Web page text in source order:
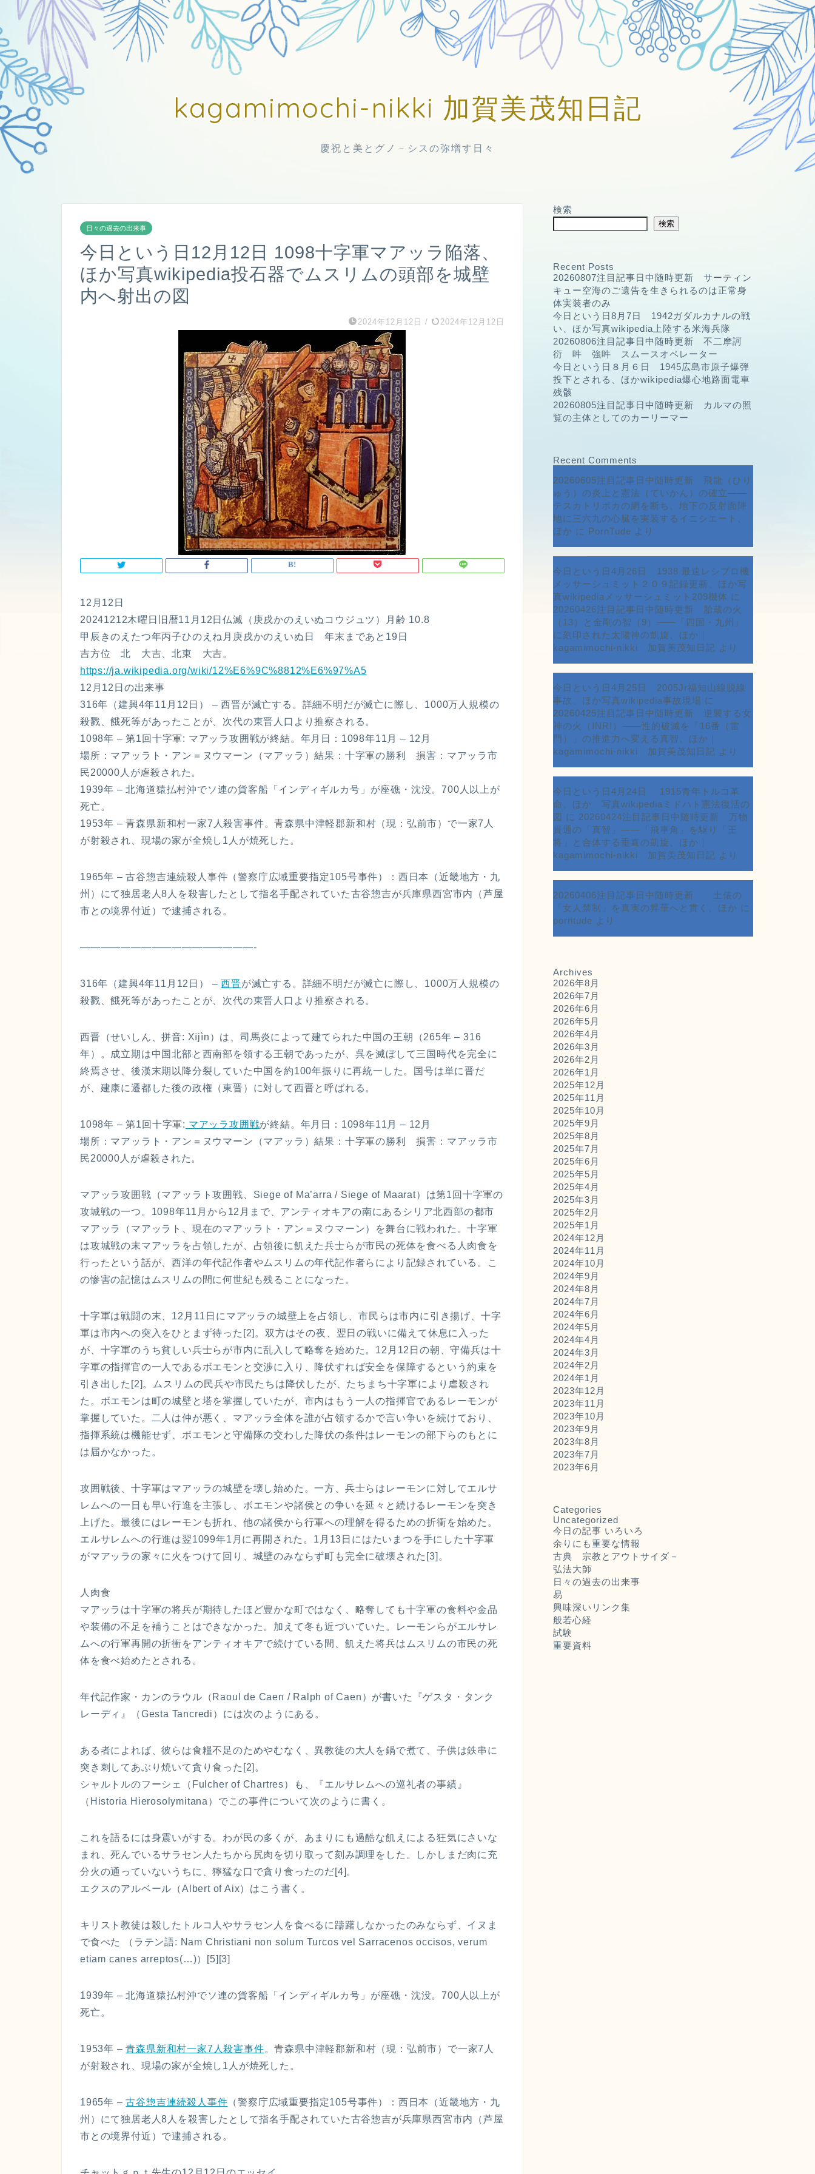
kagamimochi-nikki 加賀美茂知日記
慶祝と美とグノ－シスの弥増す日々
日々の過去の出来事
今日という日12月12日 1098十字軍マアッラ陥落、
ほか写真wikipedia投石器でムスリムの頭部を城壁
内へ射出の図
2024年12月12日 / 2024年12月12日
12月12日
20241212木曜日旧暦11月12日仏滅（庚戌かのえいぬコウジュツ）月齢 10.8
甲辰きのえたつ年丙子ひのえね月庚戌かのえいぬ日 年末まであと19日
吉方位 北 大吉、北東 大吉。
https://ja.wikipedia.org/wiki/12%E6%9C%8812%E6%97%A5
12月12日の出来事
316年（建興4年11月12日） – 西晋が滅亡する。詳細不明だが滅亡に際し、1000万人規模の
殺戮、餓死等があったことが、次代の東晋人口より推察される。
1098年 – 第1回十字軍: マアッラ攻囲戦が終結。年月日：1098年11月 – 12月
場所：マアッラト・アン＝ヌウマーン（マアッラ）結果：十字軍の勝利 損害：マアッラ市
民20000人が虐殺された。
1939年 – 北海道猿払村沖でソ連の貨客船「インディギルカ号」が座礁・沈没。700人以上が
死亡。
1953年 – 青森県新和村一家7人殺害事件。青森県中津軽郡新和村（現：弘前市）で一家7人
が射殺され、現場の家が全焼し1人が焼死した。
1965年 – 古谷惣吉連続殺人事件（警察庁広域重要指定105号事件）：西日本（近畿地方・九
州）にて独居老人8人を殺害したとして指名手配されていた古谷惣吉が兵庫県西宮市内（芦屋
市との境界付近）で逮捕される。
—————————————————-
316年（建興4年11月12日） –西晋が滅亡する。詳細不明だが滅亡に際し、1000万人規模の
殺戮、餓死等があったことが、次代の東晋人口より推察される。
西晋（せいしん、拼音: Xījìn）は、司馬炎によって建てられた中国の王朝（265年 – 316
年）。成立期は中国北部と西南部を領する王朝であったが、呉を滅ぼして三国時代を完全に
終焉させ、後漢末期以降分裂していた中国を約100年振りに再統一した。国号は単に晋だ
が、建康に遷都した後の政権（東晋）に対して西晋と呼ばれる。
1098年 – 第1回十字軍: マアッラ攻囲戦が終結。年月日：1098年11月 – 12月
場所：マアッラト・アン＝ヌウマーン（マアッラ）結果：十字軍の勝利 損害：マアッラ市
民20000人が虐殺された。
マアッラ攻囲戦（マアッラト攻囲戦、Siege of Ma’arra / Siege of Maarat）は第1回十字軍の
攻城戦の一つ。1098年11月から12月まで、アンティオキアの南にあるシリア北西部の都市
マアッラ（マアッラト、現在のマアッラト・アン＝ヌウマーン）を舞台に戦われた。十字軍
は攻城戦の末マアッラを占領したが、占領後に飢えた兵士らが市民の死体を食べる人肉食を
行ったという話が、西洋の年代記作者やムスリムの年代記作者らにより記録されている。こ
の惨害の記憶はムスリムの間に何世紀も残ることになった。
十字軍は戦闘の末、12月11日にマアッラの城壁上を占領し、市民らは市内に引き揚げ、十字
軍は市内への突入をひとまず待った[2]。双方はその夜、翌日の戦いに備えて休息に入った
が、十字軍のうち貧しい兵士らが市内に乱入して略奪を始めた。12月12日の朝、守備兵は十
字軍の指揮官の一人であるボエモンと交渉に入り、降伏すれば安全を保障するという約束を
引き出した[2]。ムスリムの民兵や市民たちは降伏したが、たちまち十字軍により虐殺され
た。ボエモンは町の城壁と塔を掌握していたが、市内はもう一人の指揮官であるレーモンが
掌握していた。二人は仲が悪く、マアッラ全体を誰が占領するかで言い争いを続けており、
指揮系統は機能せず、ボエモンと守備隊の交わした降伏の条件はレーモンの部下らのもとに
は届かなかった。
攻囲戦後、十字軍はマアッラの城壁を壊し始めた。一方、兵士らはレーモンに対してエルサ
レムへの一日も早い行進を主張し、ボエモンや諸侯との争いを延々と続けるレーモンを突き
上げた。最後にはレーモンも折れ、他の諸侯から行軍への理解を得るための折衝を始めた。
エルサレムへの行進は翌1099年1月に再開された。1月13日にはたいまつを手にした十字軍
がマアッラの家々に火をつけて回り、城壁のみならず町も完全に破壊された[3]。
人肉食
マアッラは十字軍の将兵が期待したほど豊かな町ではなく、略奪しても十字軍の食料や金品
や装備の不足を補うことはできなかった。加えて冬も近づいていた。レーモンらがエルサレ
ムへの行軍再開の折衝をアンティオキアで続けている間、飢えた将兵はムスリムの市民の死
体を食べ始めたとされる。
年代記作家・カンのラウル（Raoul de Caen / Ralph of Caen）が書いた『ゲスタ・タンク
レーディ』（Gesta Tancredi）には次のようにある。
ある者によれば、彼らは食糧不足のためやむなく、異教徒の大人を鍋で煮て、子供は鉄串に
突き刺してあぶり焼いて貪り食った[2]。
シャルトルのフーシェ（Fulcher of Chartres）も、『エルサレムへの巡礼者の事績』
（Historia Hierosolymitana）でこの事件について次のように書く。
これを語るには身震いがする。わが民の多くが、あまりにも過酷な飢えによる狂気にさいな
まれ、死んでいるサラセン人たちから尻肉を切り取って刻み調理をした。しかしまだ肉に充
分火の通っていないうちに、獰猛な口で貪り食ったのだ[4]。
エクスのアルベール（Albert of Aix）はこう書く。
キリスト教徒は殺したトルコ人やサラセン人を食べるに躊躇しなかったのみならず、イヌま
で食べた （ラテン語: Nam Christiani non solum Turcos vel Sarracenos occisos, verum
etiam canes arreptos(…)）[5][3]
1939年 – 北海道猿払村沖でソ連の貨客船「インディギルカ号」が座礁・沈没。700人以上が
死亡。
1953年 –青森県新和村一家7人殺害事件。青森県中津軽郡新和村（現：弘前市）で一家7人
が射殺され、現場の家が全焼し1人が焼死した。
1965年 –古谷惣吉連続殺人事件 （警察庁広域重要指定105号事件）：西日本（近畿地方・九
州）にて独居老人8人を殺害したとして指名手配されていた古谷惣吉が兵庫県西宮市内（芦屋
市との境界付近）で逮捕される。
検索
検索
Recent Posts
20260807注目記事日中随時更新 サーティン
キュー空海のご遺告を生きられるのは正常身
体実装者のみ
今日という日8月7日 1942ガダルカナルの戦
い、ほか写真wikipedia上陸する米海兵隊
20260806注目記事日中随時更新 不二摩訶
衍 吽 強吽 スムースオペレーター
今日という日８月６日 1945広島市原子爆弾
投下とされる、ほかwikipedia爆心地路面電車
残骸
20260805注目記事日中随時更新 カルマの照
覧の主体としてのカーリーマー
Recent Comments
20260605注目記事日中随時更新 飛龍（ひり
ゅう）の炎上と憲法（ていかん）の確立――
テスカトリポカの網を断ち、地下の反射面陣
地に三六九の心臓を実装するイニシエート、
ほか に PornTude より
今日という日4月26日 1938 最速レシプロ機
メッサーシュミット２０９記録更新、ほか写
真wikipediaメッサーシュミット209機体 に
20260426注目記事日中随時更新 胎蔵の火
（13）と金剛の智（9）――「四国・九州」
に刻印された太陽神の凱旋、ほか｜
kagamimochi-nikki 加賀美茂知日記 より
今日という日4月25日 2005Jr福知山線脱線
事故、ほか写真wikipedia事故現場 に
20260425注目記事日中随時更新 逆襲する女
神の火（INRI）――性的破滅を「16番（雷
門）」の推進力へ変える真智、ほか｜
kagamimochi-nikki 加賀美茂知日記 より
今日という日4月24日 1915青年トルコ革
命、ほか 写真wikipediaミドハト憲法復活の
図 に 20260424注目記事日中随時更新 万物
貫通の「真智」――「飛車角」を駆り「王
将」と合体する垂直の凱旋、ほか｜
kagamimochi-nikki 加賀美茂知日記 より
20260406注目記事日中随時更新 土俵の
「女人禁制」を真実の昇華へと貫く、ほか に
porntude より
Archives
2026年8月
2026年7月
2026年6月
2026年5月
2026年4月
2026年3月
2026年2月
2026年1月
2025年12月
2025年11月
2025年10月
2025年9月
2025年8月
2025年7月
2025年6月
2025年5月
2025年4月
2025年3月
2025年2月
2025年1月
2024年12月
2024年11月
2024年10月
2024年9月
2024年8月
2024年7月
2024年6月
2024年5月
2024年4月
2024年3月
2024年2月
2024年1月
2023年12月
2023年11月
2023年10月
2023年9月
2023年8月
2023年7月
2023年6月
Categories
Uncategorized
今日の記事 いろいろ
余りにも重要な情報
古典 宗教とアウトサイダ－
弘法大師
日々の過去の出来事
易
興味深いリンク集
般若心経
試験
重要資料